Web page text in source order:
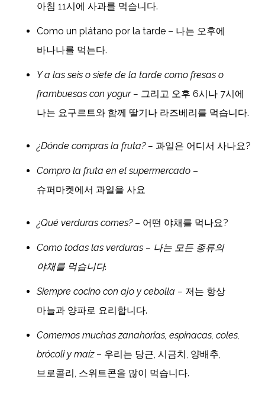
아침 11시에 사과를 먹습니다.
Como un plátano por la tarde – 나는 오후에
바나나를 먹는다.
Y a las seis o siete de la tarde como fresas o
frambuesas con yogur – 그리고 오후 6시나 7시에
나는 요구르트와 함께 딸기나 라즈베리를 먹습니다.
¿Dónde compras la fruta? – 과일은 어디서 사나요?
Compro la fruta en el supermercado –
슈퍼마켓에서 과일을 사요
¿Qué verduras comes?– 어떤 야채를 먹나요?
Como todas las verduras – 나는 모든 종류의
야채를 먹습니다.
Siempre cocino con ajo y cebolla – 저는 항상
마늘과 양파로 요리합니다.
Comemos muchas zanahorias, espinacas, coles,
brócoli y maíz– 우리는 당근, 시금치, 양배추,
브로콜리, 스위트콘을 많이 먹습니다.